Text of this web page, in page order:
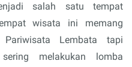
salah satu tempat
wisata ini memang
Lembata tapi
melakukan lomba